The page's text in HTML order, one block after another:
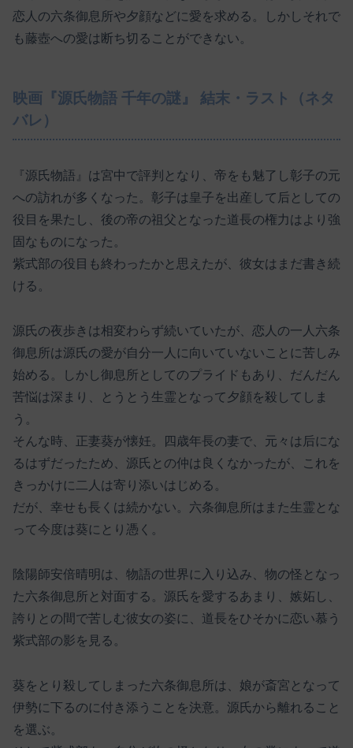
恋人の六条御息所や夕顔などに愛を求める。しかしそれで
も藤壺への愛は断ち切ることができない。
映画『源氏物語 千年の謎』 結末・ラスト（ネタ
バレ）
『源氏物語』は宮中で評判となり、帝をも魅了し彰子の元
への訪れが多くなった。彰子は皇子を出産して后としての
役目を果たし、後の帝の祖父となった道長の権力はより強
固なものになった。
紫式部の役目も終わったかと思えたが、彼女はまだ書き続
ける。
源氏の夜歩きは相変わらず続いていたが、恋人の一人六条
御息所は源氏の愛が自分一人に向いていないことに苦しみ
始める。しかし御息所としてのプライドもあり、だんだん
苦悩は深まり、とうとう生霊となって夕顔を殺してしま
う。
そんな時、正妻葵が懐妊。四歳年長の妻で、元々は后にな
るはずだったため、源氏との仲は良くなかったが、これを
きっかけに二人は寄り添いはじめる。
だが、幸せも長くは続かない。六条御息所はまた生霊とな
って今度は葵にとり憑く。
陰陽師安倍晴明は、物語の世界に入り込み、物の怪となっ
た六条御息所と対面する。源氏を愛するあまり、嫉妬し、
誇りとの間で苦しむ彼女の姿に、道長をひそかに恋い慕う
紫式部の影を見る。
葵をとり殺してしまった六条御息所は、娘が斎宮となって
伊勢に下るのに付き添うことを決意。源氏から離れること
を選ぶ。